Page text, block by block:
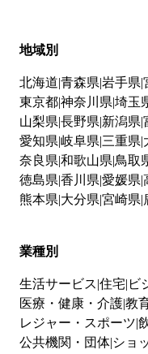
地域別
北海道 青森県 岩手県
東京都神奈川県 埼玉
山梨県 長野県 新潟県
愛知県 岐阜県 三重県
奈良県 和歌山県 鳥取
徳島県 香川県 愛媛県
熊本県 大分県 宮崎県
業種別
生活サービス 住宅 ビ
医療・健康・介護教
レジャー・スポーツ
公共機関・団体 ショ